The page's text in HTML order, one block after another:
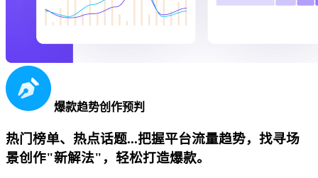
爆款趋势创作预判
热门榜单、热点话题...把握平台流量趋势，找寻场
景创作"新解法"，轻松打造爆款。